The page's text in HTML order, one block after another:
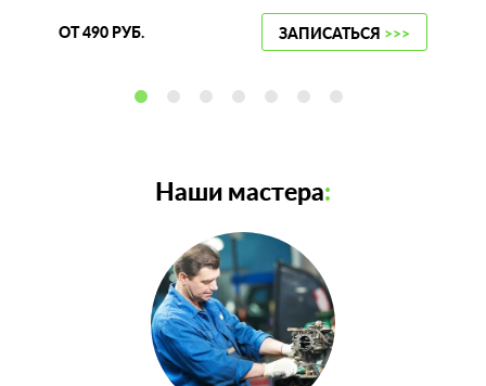
ОТ 490 РУБ. ЗАПИСАТЬСЯ >>>
Наши мастера: